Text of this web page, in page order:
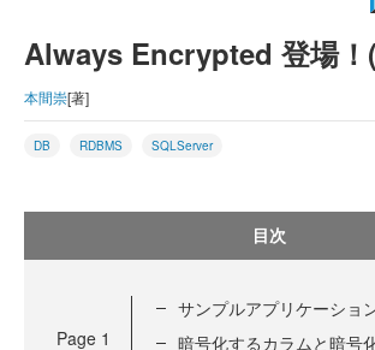
Always Encrypted 登場！
本間崇[著]
DB RDBMS SQLServer
目次
Page 1
サンプルアプリケーショ
暗号化するカラムと暗号